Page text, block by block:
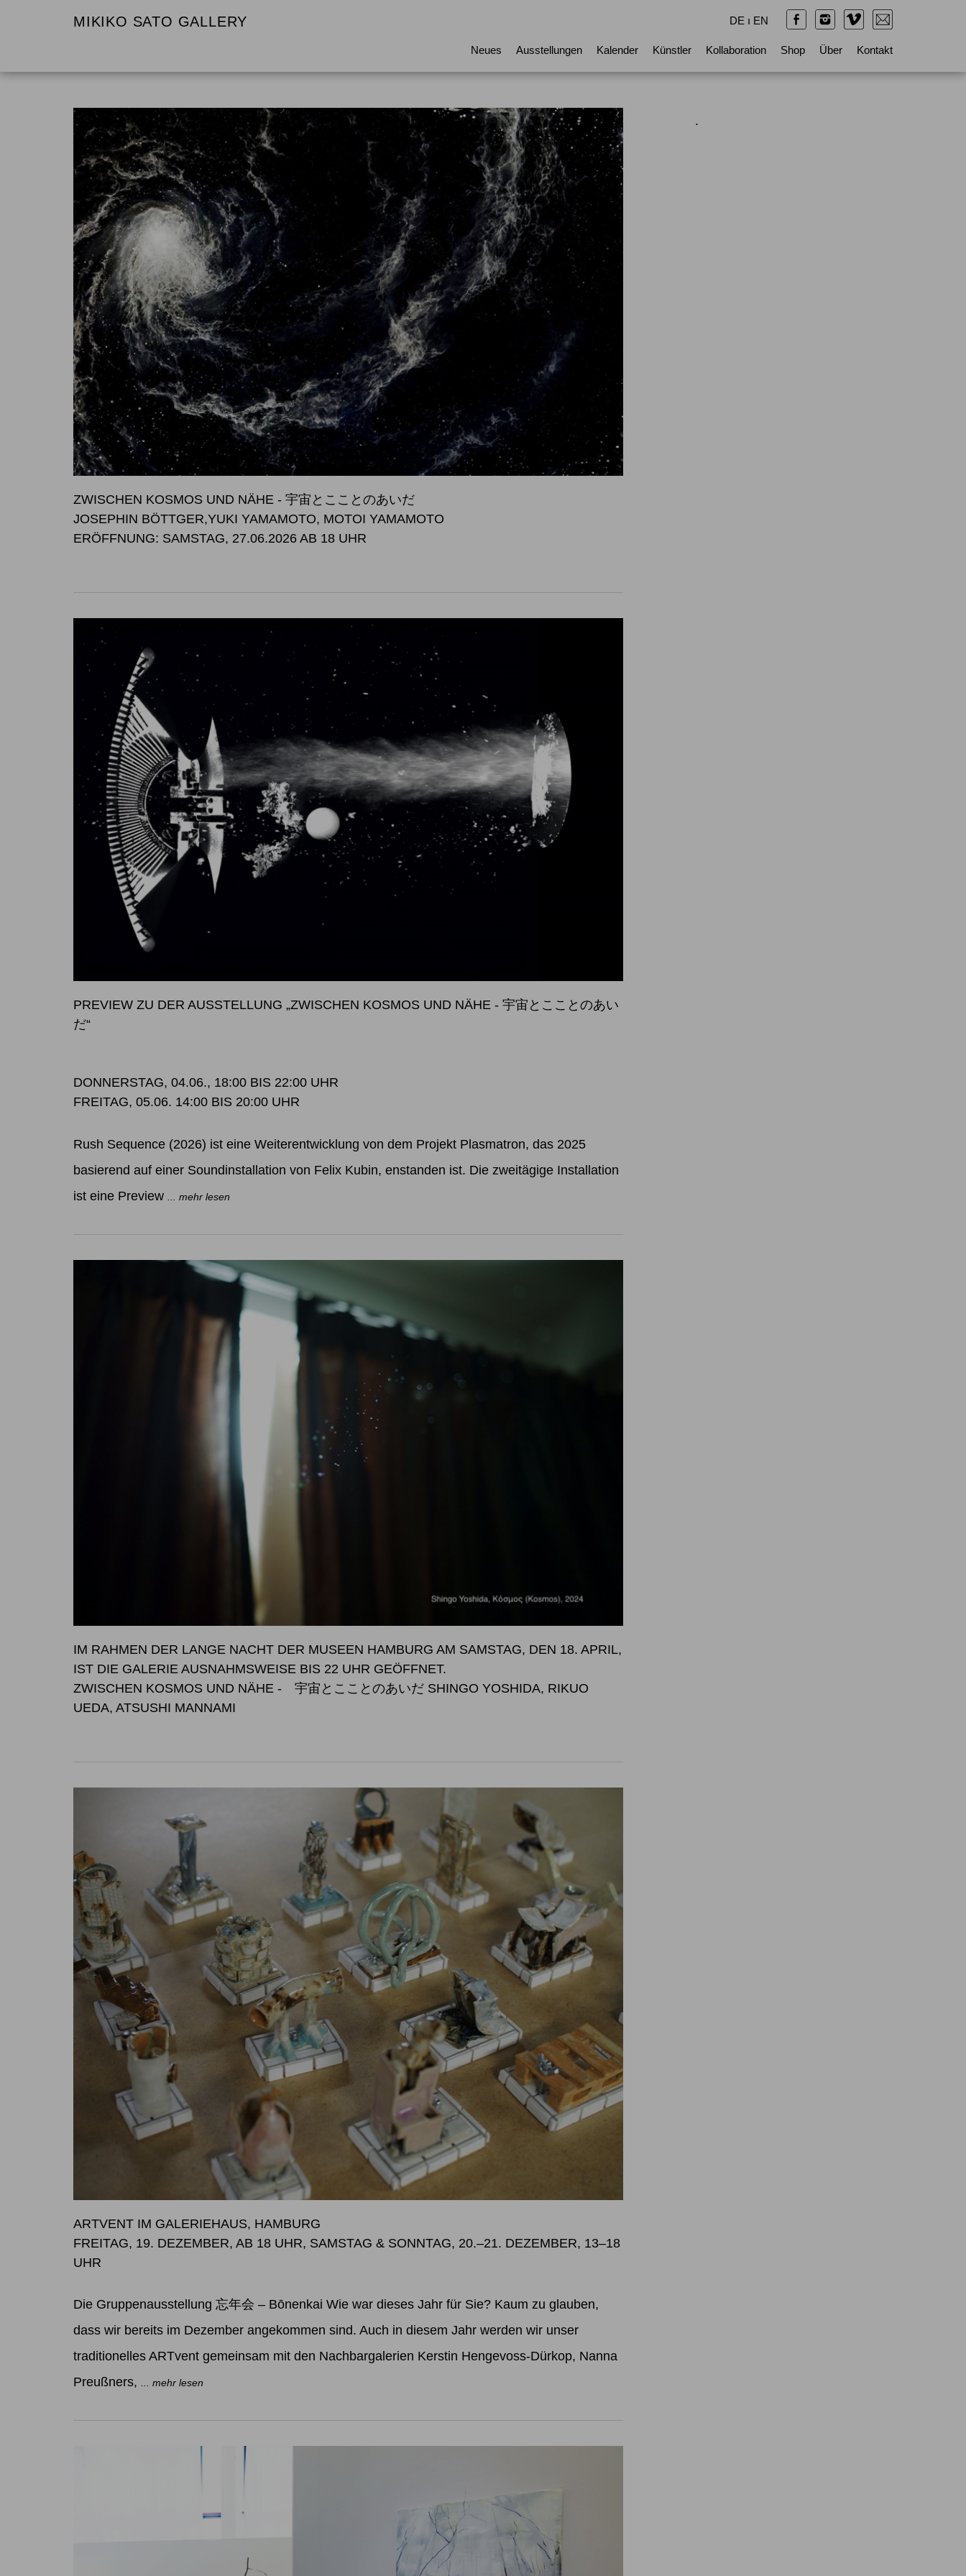
MIKIKO SATO GALLERY
Neues Ausstellungen Kalender Künstler Kollaboration Shop Über Kontakt
DE ı EN
.
ZWISCHEN KOSMOS UND NÄHE - 宇宙とこことのあいだ
JOSEPHIN BÖTTGER,YUKI YAMAMOTO, MOTOI YAMAMOTO
ERÖFFNUNG: SAMSTAG, 27.06.2026 AB 18 UHR
PREVIEW ZU DER AUSSTELLUNG „ZWISCHEN KOSMOS UND NÄHE - 宇宙とこことのあい
だ“
DONNERSTAG, 04.06., 18:00 BIS 22:00 UHR
FREITAG, 05.06. 14:00 BIS 20:00 UHR
Rush Sequence (2026) ist eine Weiterentwicklung von dem Projekt Plasmatron, das 2025
basierend auf einer Soundinstallation von Felix Kubin, enstanden ist. Die zweitägige Installation
ist eine Preview
... mehr lesen
IM RAHMEN DER LANGE NACHT DER MUSEEN HAMBURG AM SAMSTAG, DEN 18. APRIL,
IST DIE GALERIE AUSNAHMSWEISE BIS 22 UHR GEÖFFNET.
ZWISCHEN KOSMOS UND NÄHE - 宇宙とこことのあいだ SHINGO YOSHIDA, RIKUO
UEDA, ATSUSHI MANNAMI
ARTVENT IM GALERIEHAUS, HAMBURG
FREITAG, 19. DEZEMBER, AB 18 UHR, SAMSTAG & SONNTAG, 20.–21. DEZEMBER, 13–18
UHR
Die Gruppenausstellung 忘年会 – Bōnenkai Wie war dieses Jahr für Sie? Kaum zu glauben,
dass wir bereits im Dezember angekommen sind. Auch in diesem Jahr werden wir unser
traditionelles ARTvent gemeinsam mit den Nachbargalerien Kerstin Hengevoss-Dürkop, Nanna
Preußners, ... mehr lesen